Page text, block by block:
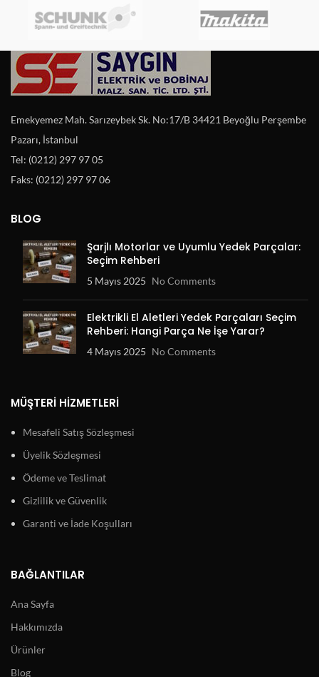
Emekyemez Mah. Sarızeybek Sk. No:17/B 34421 Beyoğlu Perşembe
Pazarı, İstanbul
Tel: (0212) 297 97 05
Faks: (0212) 297 97 06
BLOG
Şarjlı Motorlar ve Uyumlu Yedek Parçalar:
Seçim Rehberi
5 Mayıs 2025 No Comments
Elektrikli El Aletleri Yedek Parçaları Seçim
Rehberi: Hangi Parça Ne İşe Yarar?
4 Mayıs 2025 No Comments
MÜŞTERI HIZMETLERI
Mesafeli Satış Sözleşmesi
Üyelik Sözleşmesi
Ödeme ve Teslimat
Gizlilik ve Güvenlik
Garanti ve İade Koşulları
BAĞLANTILAR
Ana Sayfa
Hakkımızda
Ürünler
Blog